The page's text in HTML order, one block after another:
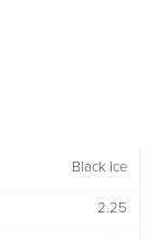
Black Ice
2.25